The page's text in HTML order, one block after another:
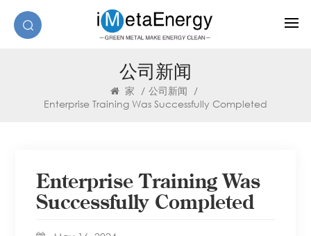
公司新闻
家 / 公司新闻 /
Enterprise Training Was Successfully Completed
Enterprise Training Was
Successfully Completed